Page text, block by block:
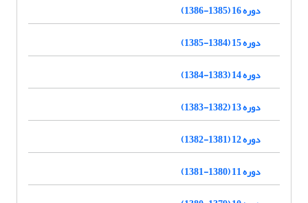
دوره 16 (1385-1386)
دوره 15 (1384-1385)
دوره 14 (1383-1384)
دوره 13 (1382-1383)
دوره 12 (1381-1382)
دوره 11 (1380-1381)